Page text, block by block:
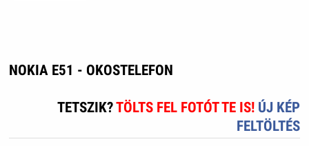
NOKIA E51 - OKOSTELEFON
TETSZIK?TÖLTS FEL FOTÓT TE IS! ÚJ KÉP
FELTÖLTÉS